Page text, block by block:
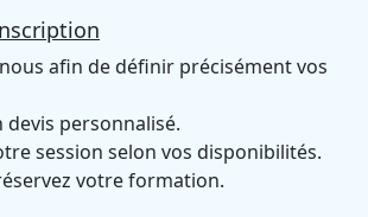
afin de définir précisément vos
devis personnalisé.
session selon vos disponibilités.
votre formation.